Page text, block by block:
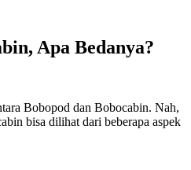
Apa Bedanya?
Bobopod dan Bobocabin. Nah,
bisa dilihat dari beberapa aspek